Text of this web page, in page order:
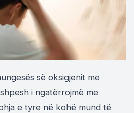
së oksigjenit me
i ngatërrojmë me
e tyre në kohë mund të